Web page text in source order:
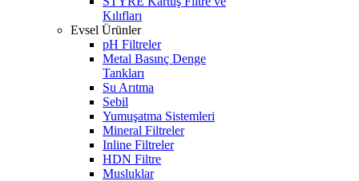
Kılıfları
Evsel Ürünler
pH Filtreler
Metal Basınç Denge
Tankları
Su Arıtma
Sebil
Yumuşatma Sistemleri
Mineral Filtreler
Inline Filtreler
HDN Filtre
Musluklar